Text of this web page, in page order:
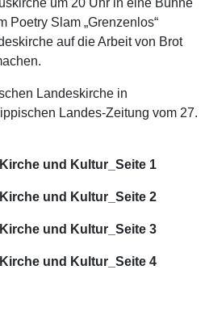
um 20 Uhr in eine Bühne
Poetry Slam „Grenzenlos“
auf die Arbeit von Brot
Landeskirche in
Landes-Zeitung vom 27.
und Kultur_Seite 1
und Kultur_Seite 2
und Kultur_Seite 3
und Kultur_Seite 4